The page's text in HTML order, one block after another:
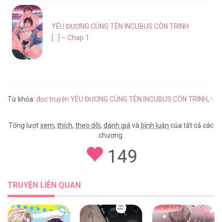
YÊU ĐƯƠNG CÙNG TÊN INCUBUS CÒN TRINH
[...] – Chap 1
Từ khóa: đọc truyện YÊU ĐƯƠNG CÙNG TÊN INCUBUS CÒN TRINH,
Tổng lượtxem, thích, theo dõi, đánh giávà bình luận của tất cả các
chương.
149
TRUYỆN LIÊN QUAN